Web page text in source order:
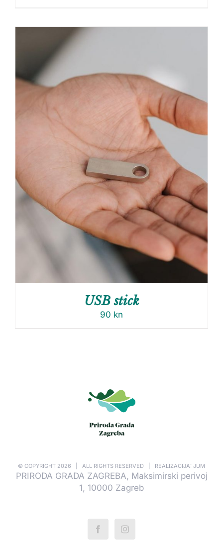
USB stick
90 kn
© COPYRIGHT 2026 | ALL RIGHTS RESERVED | REALIZACIJA: JUM
PRIRODA GRADA ZAGREBA, Maksimirski perivoj
1, 10000 Zagreb